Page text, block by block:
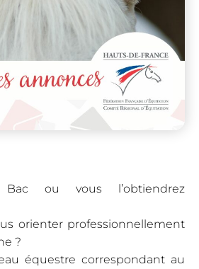
ou vous l’obtiendrez
orienter professionnellement
?
équestre correspondant au